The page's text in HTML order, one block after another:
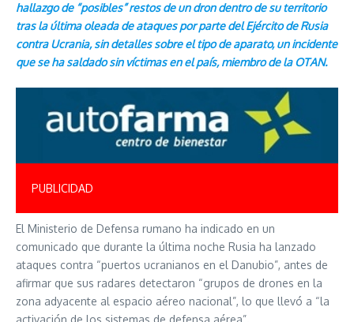
hallazgo de “posibles” restos de un dron dentro de su territorio
tras la última oleada de ataques por parte del Ejército de Rusia
contra Ucrania, sin detalles sobre el tipo de aparato, un incidente
que se ha saldado sin víctimas en el país, miembro de la OTAN.
PUBLICIDAD
El Ministerio de Defensa rumano ha indicado en un
comunicado que durante la última noche Rusia ha lanzado
ataques contra “puertos ucranianos en el Danubio”, antes de
afirmar que sus radares detectaron “grupos de drones en la
zona adyacente al espacio aéreo nacional”, lo que llevó a “la
activación de los sistemas de defensa aérea”.